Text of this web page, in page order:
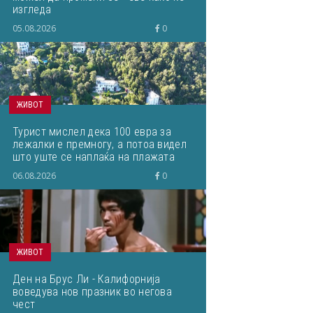
изгледа
05.08.2026 0
ЖИВОТ
Турист мислел дека 100 евра за
лежалки е премногу, а потоа видел
што уште се наплаќа на плажата
06.08.2026 0
ЖИВОТ
Ден на Брус Ли - Калифорнија
воведува нов празник во негова
чест